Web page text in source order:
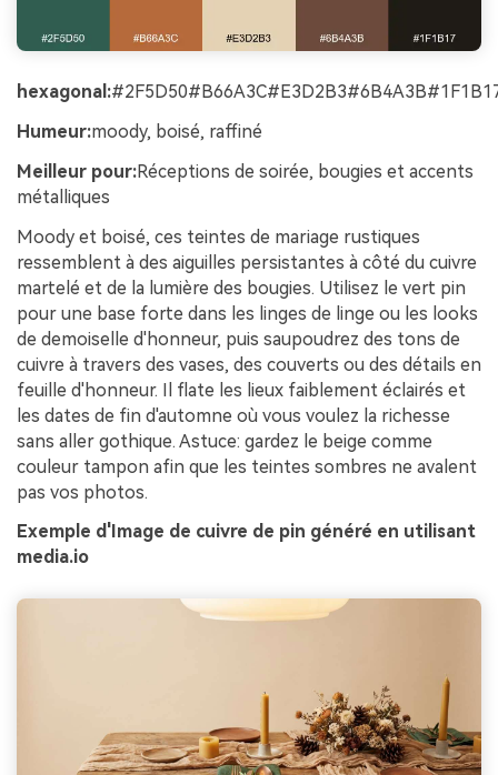
hexagonal:
Humeur:moody, boisé, raffiné
Meilleur pour:Réceptions de soirée, bougies et accents
métalliques
Moody et boisé, ces teintes de mariage rustiques
ressemblent à des aiguilles persistantes à côté du cuivre
martelé et de la lumière des bougies. Utilisez le vert pin
pour une base forte dans les linges de linge ou les looks
de demoiselle d'honneur, puis saupoudrez des tons de
cuivre à travers des vases, des couverts ou des détails en
feuille d'honneur. Il flate les lieux faiblement éclairés et
les dates de fin d'automne où vous voulez la richesse
sans aller gothique. Astuce: gardez le beige comme
couleur tampon afin que les teintes sombres ne avalent
pas vos photos.
Exemple d'Image de cuivre de pin généré en utilisant
media.io